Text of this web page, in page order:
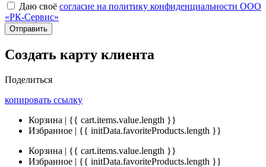
Даю своё согласие на политику конфиденциальности ООО
«РК-Сервис»
Отправить
Создать карту клиента
Поделиться
копировать ссылку
Корзина | {{ cart.items.value.length }}
Избранное | {{ initData.favoriteProducts.length }}
Корзина | {{ cart.items.value.length }}
Избранное | {{ initData.favoriteProducts.length }}